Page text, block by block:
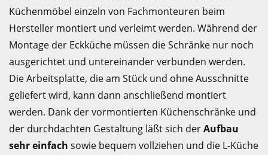
Küchenmöbel einzeln von Fachmonteuren beim
Hersteller montiert und verleimt werden. Während der
Montage der Eckküche müssen die Schränke nur noch
ausgerichtet und untereinander verbunden werden.
Die Arbeitsplatte, die am Stück und ohne Ausschnitte
geliefert wird, kann dann anschließend montiert
werden. Dank der vormontierten Küchenschränke und
der durchdachten Gestaltung läßt sich derAufbau
sehr einfach sowie bequem vollziehen und die L-Küche